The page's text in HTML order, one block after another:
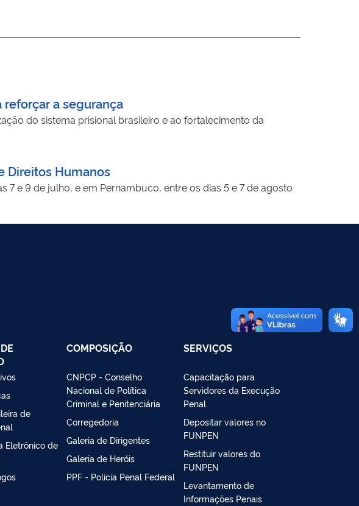
a segurança
do sistema prisional brasileiro e ao fortalecimento da
Direitos Humanos
7 e 9 de julho, e em Pernambuco, entre os dias 5 e 7 de agosto
de
Eletrônico de
COMPOSIÇÃO
CNPCP - Conselho
Nacional de Política
Criminal e Penitenciária
Corregedoria
Galeria de Dirigentes
Galeria de Heróis
PPF - Polícia Penal Federal
SERVIÇOS
Capacitação para
Servidores da Execução
Penal
Depositar valores no
FUNPEN
Restituir valores do
FUNPEN
Levantamento de
Informações Penais